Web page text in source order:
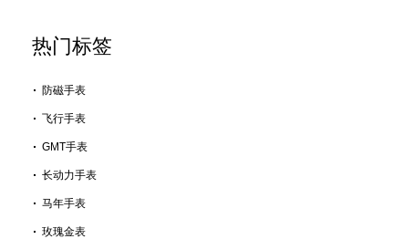
热门标签
防磁手表
飞行手表
GMT手表
长动力手表
马年手表
玫瑰金表